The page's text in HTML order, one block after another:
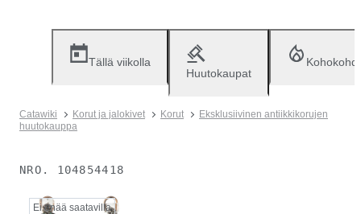
Tällä viikolla
Huutokaupat
Catawiki Korut ja jalokivet Korut
Eksklusiivinen antiikkikorujen
huutokauppa
NRO. 104854418
Ei enää saatavilla